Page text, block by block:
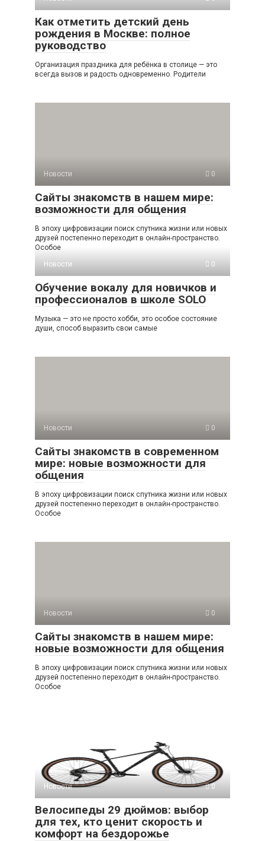
Как отметить детский день
рождения в Москве: полное
руководство
Организация праздника для ребёнка в столице — это
всегда вызов и радость одновременно. Родители
Новости 0
Сайты знакомств в нашем мире:
возможности для общения
В эпоху цифровизации поиск спутника жизни или новых
друзей постепенно переходит в онлайн-пространство.
Особое
Новости
0
Обучение вокалу для новичков и
профессионалов в школе SOLO
Музыка — это не просто хобби, это особое состояние
души, способ выразить свои самые
Новости 0
Сайты знакомств в современном
мире: новые возможности для
общения
В эпоху цифровизации поиск спутника жизни или новых
друзей постепенно переходит в онлайн-пространство.
Особое
Новости 0
Сайты знакомств в нашем мире:
новые возможности для общения
В эпоху цифровизации поиск спутника жизни или новых
друзей постепенно переходит в онлайн-пространство.
Особое
Новости 0
Велосипеды 29 дюймов: выбор
для тех, кто ценит скорость и
комфорт на бездорожье